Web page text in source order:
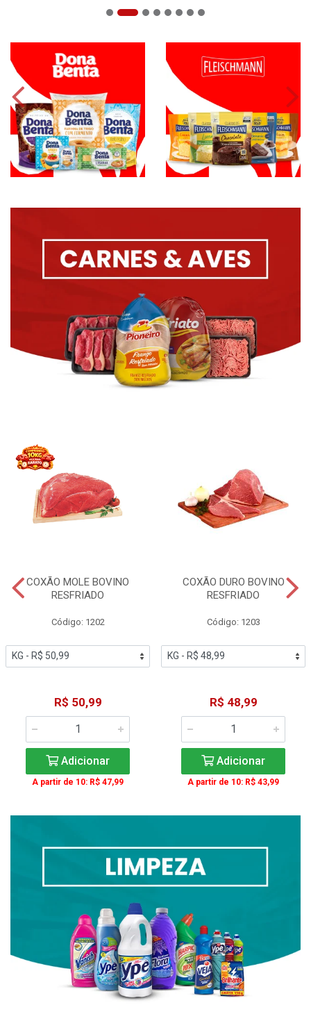
COXÃO MOLE BOVINO
RESFRIADO
Código: 1202
R$ 50,99
Adicionar
A partir de 10: R$ 47,99
COXÃO DURO BOVINO
RESFRIADO
Código: 1203
R$ 48,99
Adicionar
A partir de 10: R$ 43,99